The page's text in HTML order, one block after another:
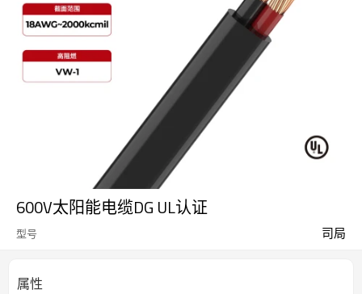
600V太阳能电缆DG UL认证
型号 司局
属性